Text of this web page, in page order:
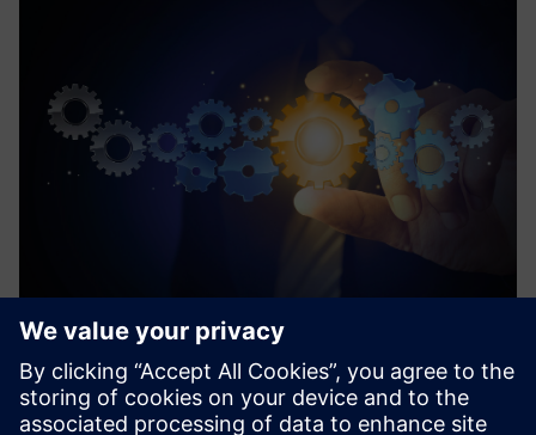
Process Device Library
A Process Device Library é uma biblioteca PLC